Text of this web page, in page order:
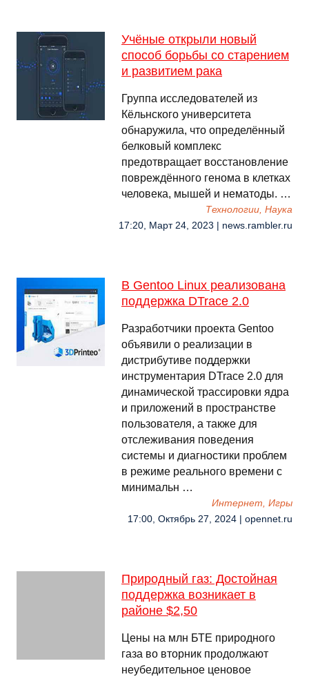
Учёные открыли новый
способ борьбы со старением
и развитием рака
Группа исследователей из
Кёльнского университета
обнаружила, что определённый
белковый комплекс
предотвращает восстановление
повреждённого генома в клетках
человека, мышей и нематоды. …
Технологии, Наука
17:20, Март 24, 2023 | news.rambler.ru
В Gentoo Linux реализована
поддержка DTrace 2.0
Разработчики проекта Gentoo
объявили о реализации в
дистрибутиве поддержки
инструментария DTrace 2.0 для
динамической трассировки ядра
и приложений в пространстве
пользователя, а также для
отслеживания поведения
системы и диагностики проблем
в режиме реального времени с
минимальн …
Интернет, Игры
17:00, Октябрь 27, 2024 | opennet.ru
Природный газ: Достойная
поддержка возникает в
районе $2,50
Цены на млн БТЕ природного
газа во вторник продолжают
неубедительное ценовое